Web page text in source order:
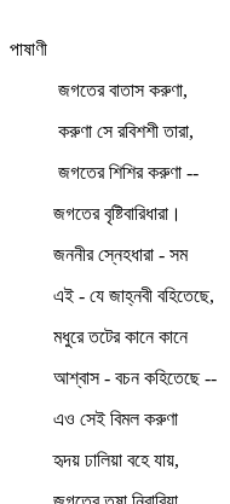
পাষাণী
জগতের বাতাস করুণা,
করুণা সে রবিশশী তারা,
জগতের শিশির করুণা --
জগতের বৃষ্টিবারিধারা।
জননীর স্নেহধারা - সম
এই - যে জাহ্নবী বহিতেছে,
মধুরে তটের কানে কানে
আশ্বাস - বচন কহিতেছে --
এও সেই বিমল করুণা
হৃদয় ঢালিয়া বহে যায়,